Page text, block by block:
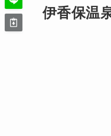
伊香保温